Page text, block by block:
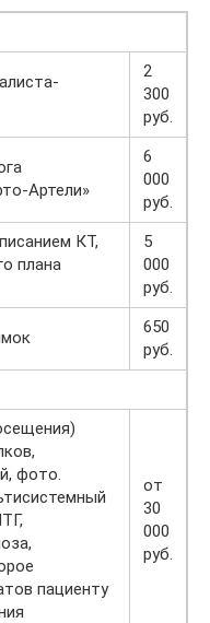
2
300
руб.
Артели»
6
000
руб.
КТ,
плана
5
000
руб.
650
руб.
фото.
пациенту
от
30
000
руб.